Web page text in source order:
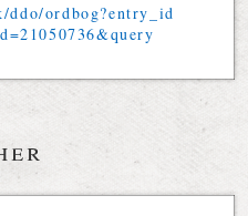
/ddo/ordbog?entry_id
=21050736&query